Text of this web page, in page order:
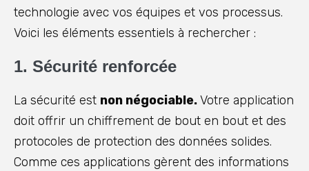
technologie avec vos équipes et vos processus.
Voici les éléments essentiels à rechercher :
1. Sécurité renforcée
La sécurité est non négociable.Votre application
doit offrir un chiffrement de bout en bout et des
protocoles de protection des données solides.
Comme ces applications gèrent des informations